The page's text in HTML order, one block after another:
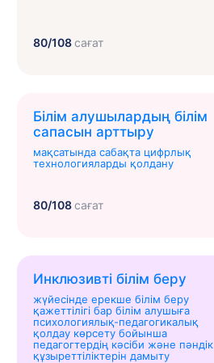
80/108сағат
Білім алушылардың білім
сапасын арттыру
мақсатында сабақта цифрлық
технологияларды қолдану
80/108сағат
Инклюзивті білім беру
жүйесінде ерекше білім беру
қажеттілігі бар білім алушыға
психологиялық-педагогикалық
қолдау көрсету бойынша
педагогтердің кәсіби және пәндік
құзыреттіліктерін дамыту